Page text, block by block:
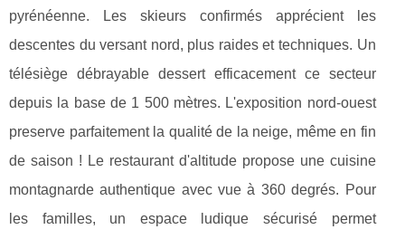
pyrénéenne. Les skieurs confirmés apprécient les
descentes du versant nord, plus raides et techniques. Un
télésiège débrayable dessert efficacement ce secteur
depuis la base de 1 500 mètres. L'exposition nord-ouest
preserve parfaitement la qualité de la neige, même en fin
de saison ! Le restaurant d'altitude propose une cuisine
montagnarde authentique avec vue à 360 degrés. Pour
les familles, un espace ludique sécurisé permet